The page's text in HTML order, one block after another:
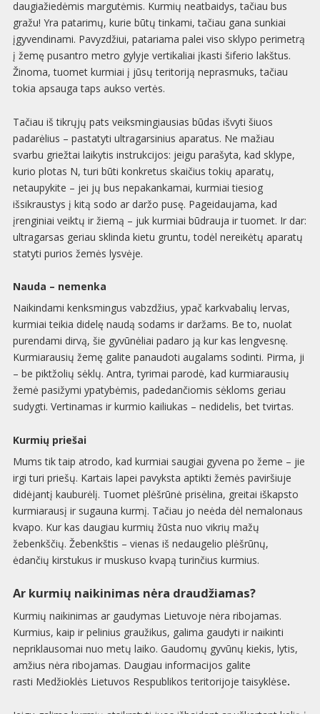
daugiažiedėmis margutėmis. Kurmių neatbaidys, tačiau bus
gražu! Yra patarimų, kurie būtų tinkami, tačiau gana sunkiai
įgyvendinami. Pavyzdžiui, patariama palei viso sklypo perimetrą
į žemę pusantro metro gylyje vertikaliai įkasti šiferio lakštus.
Žinoma, tuomet kurmiai į jūsų teritoriją neprasmuks, tačiau
tokia apsauga taps aukso vertės.
Tačiau iš tikrųjų pats veiksmingiausias būdas išvyti šiuos
padarėlius – pastatyti ultragarsinius aparatus. Ne mažiau
svarbu griežtai laikytis instrukcijos: jeigu parašyta, kad sklype,
kurio plotas N, turi būti konkretus skaičius tokių aparatų,
netaupykite – jei jų bus nepakankamai, kurmiai tiesiog
išsikraustys į kitą sodo ar daržo pusę. Pageidaujama, kad
įrenginiai veiktų ir žiemą – juk kurmiai būdrauja ir tuomet. Ir dar:
ultragarsas geriau sklinda kietu gruntu, todėl nereikėtų aparatų
statyti purios žemės lysvėje.
Nauda – nemenka
Naikindami kenksmingus vabzdžius, ypač karkvabalių lervas,
kurmiai teikia didelę naudą sodams ir daržams. Be to, nuolat
purendami dirvą, šie gyvūnėliai padaro ją kur kas lengvesnę.
Kurmiarausių žemę galite panaudoti augalams sodinti. Pirma, ji
– be piktžolių sėklų. Antra, tyrimai parodė, kad kurmiarausių
žemė pasižymi ypatybėmis, padedančiomis sėkloms geriau
sudygti. Vertinamas ir kurmio kailiukas – nedidelis, bet tvirtas.
Kurmių priešai
Mums tik taip atrodo, kad kurmiai saugiai gyvena po žeme – jie
irgi turi priešų. Kartais lapei pavyksta aptikti žemės paviršiuje
didėjantį kauburėlį. Tuomet plėšrūnė prisėlina, greitai iškapsto
kurmiarausį ir sugauna kurmį. Tačiau jo neėda dėl nemalonaus
kvapo. Kur kas daugiau kurmių žūsta nuo vikrių mažų
žebenkščių. Žebenkštis – vienas iš nedaugelio plėšrūnų,
ėdančių kirstukus ir muskuso kvapą turinčius kurmius.
Ar kurmių naikinimas nėra draudžiamas?
Kurmių naikinimas ar gaudymas Lietuvoje nėra ribojamas.
Kurmius, kaip ir pelinius graužikus, galima gaudyti ir naikinti
nepriklausomai nuo metų laiko. Gaudomų gyvūnų kiekis, lytis,
amžius nėra ribojamas. Daugiau informacijos galite
rasti Medžioklės Lietuvos Respublikos teritorijoje taisyklėse.